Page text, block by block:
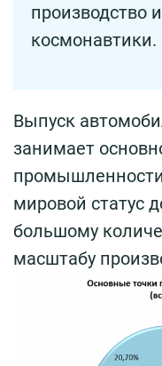
производство
космонавтики.
Выпуск
занимает
мировой статус
большому
масштабу